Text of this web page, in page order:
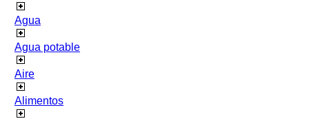
Agua
Agua potable
Aire
Alimentos